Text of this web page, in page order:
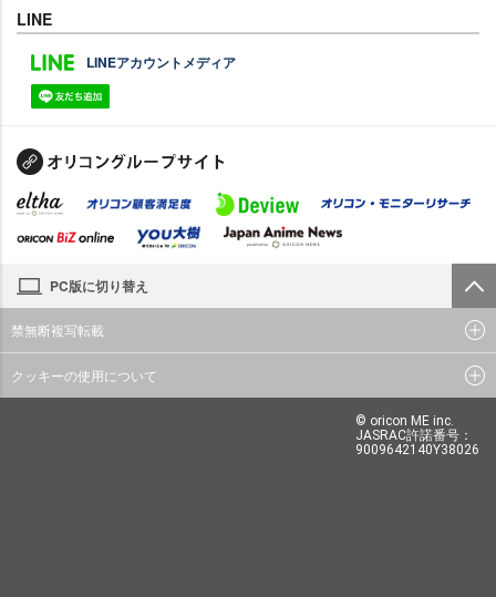
LINE
LINEアカウントメディア
PC版に切り替え
禁無断複写転載
クッキーの使用について
© oricon ME inc.
JASRAC許諾番号：
9009642140Y38026